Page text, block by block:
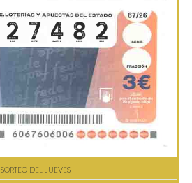
SORTEO DEL JUEVES